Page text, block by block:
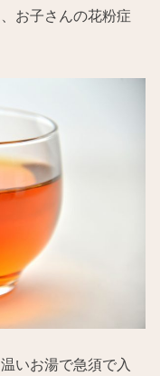
お子さんの花粉症
いお湯で急須で入